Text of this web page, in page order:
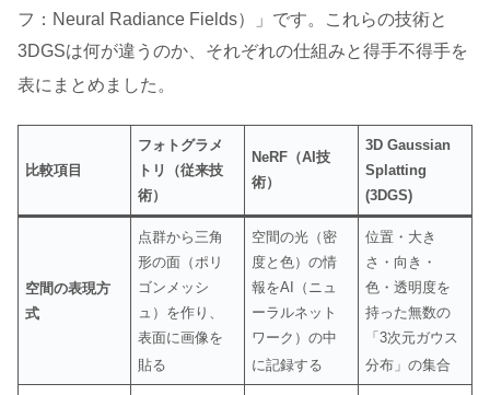
フ：Neural Radiance Fields）」です。これらの技術と
3DGSは何が違うのか、それぞれの仕組みと得手不得手を
表にまとめました 。
比較項目
フォトグラメ
トリ（従来技
術）
NeRF（AI技
術）
3D Gaussian
Splatting
(3DGS)
空間の表現方
式
点群から三角
形の面（ポリ
ゴンメッシ
ュ）を作り、
表面に画像を
貼る
空間の光（密
度と色）の情
報をAI（ニュ
ーラルネット
ワーク）の中
に記録する
位置・大き
さ・向き・
色・透明度を
持った無数の
「3次元ガウス
分布」の集合